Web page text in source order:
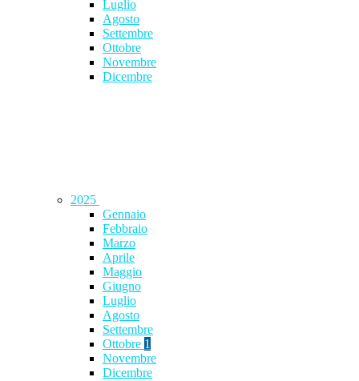
Luglio
Agosto
Settembre
Ottobre
Novembre
Dicembre
2025
Gennaio
Febbraio
Marzo
Aprile
Maggio
Giugno
Luglio
Agosto
Settembre
Ottobre 1
Novembre
Dicembre